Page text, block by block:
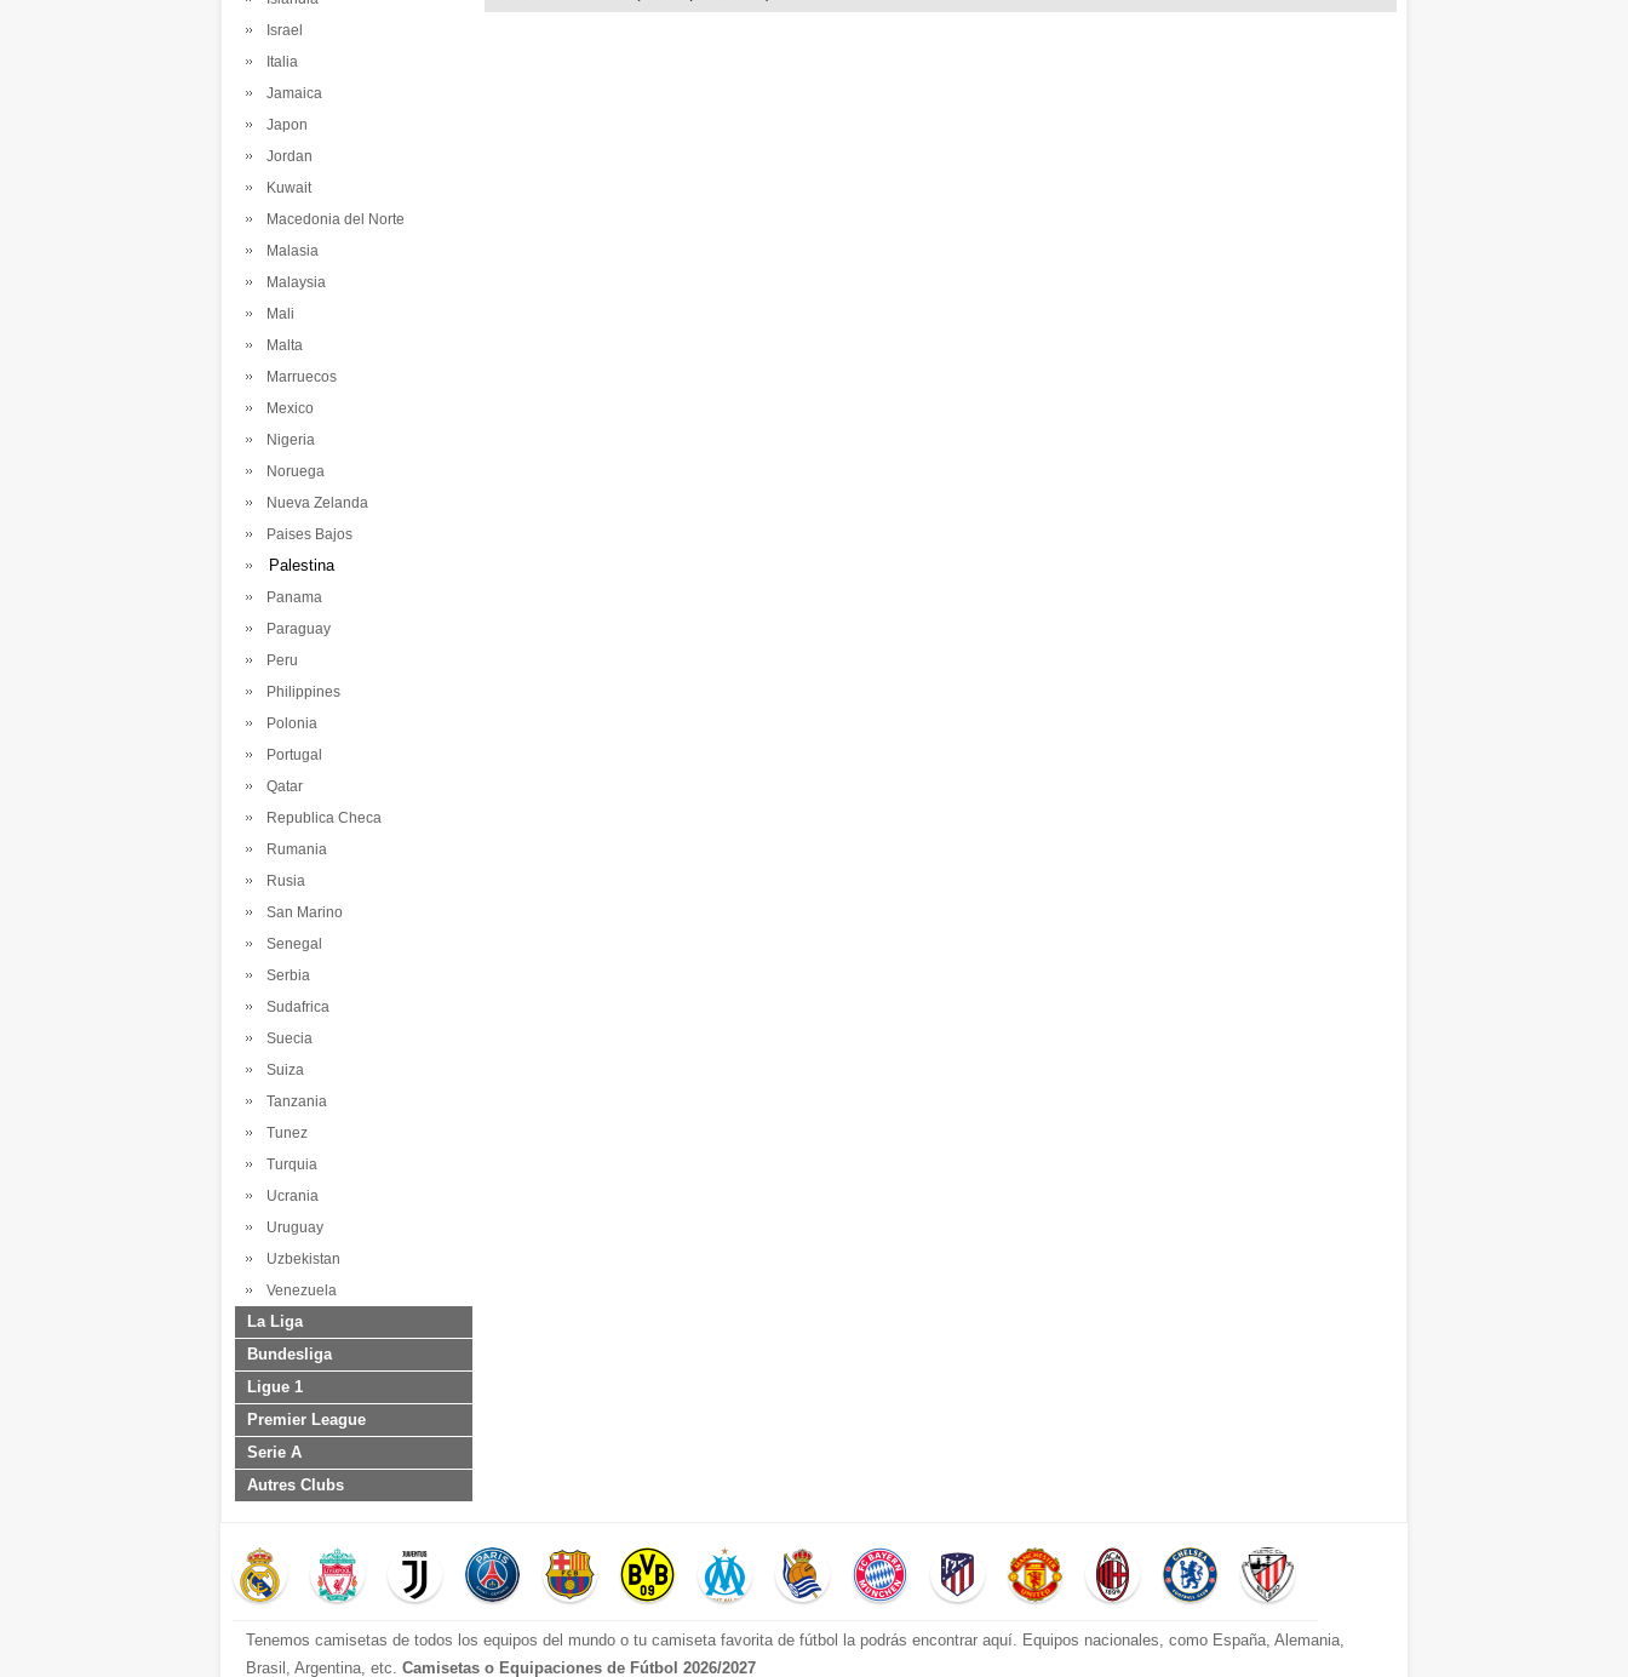
Israel
Italia
Jamaica
Japon
Jordan
Kuwait
Macedonia del Norte
Malasia
Malaysia
Mali
Malta
Marruecos
Mexico
Nigeria
Noruega
Nueva Zelanda
Paises Bajos
Palestina
Panama
Paraguay
Peru
Philippines
Polonia
Portugal
Qatar
Republica Checa
Rumania
Rusia
San Marino
Senegal
Serbia
Sudafrica
Suecia
Suiza
Tanzania
Tunez
Turquia
Ucrania
Uruguay
Uzbekistan
Venezuela
La Liga
Bundesliga
Ligue 1
Premier League
Serie A
Autres Clubs
Tenemos camisetas de todos los equipos del mundo o tu camiseta favorita de fútbol la podrás encontrar aquí. Equipos nacionales, como España, Alemania,
Brasil, Argentina, etc. Camisetas o Equipaciones de Fútbol 2026/2027